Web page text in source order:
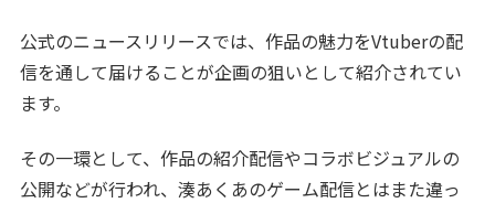
公式のニュースリリースでは、作品の魅力をVtuberの配
信を通して届けることが企画の狙いとして紹介されてい
ます。
その一環として、作品の紹介配信やコラボビジュアルの
公開などが行われ、湊あくあのゲーム配信とはまた違っ